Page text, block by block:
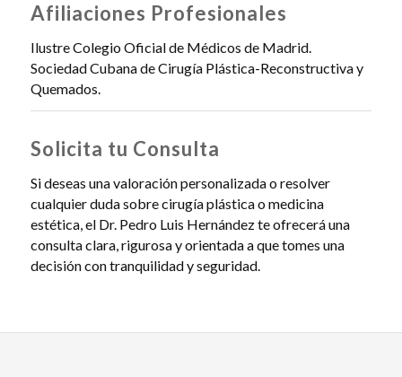
Afiliaciones Profesionales
Ilustre Colegio Oficial de Médicos de Madrid.
Sociedad Cubana de Cirugía Plástica-Reconstructiva y
Quemados.
Solicita tu Consulta
Si deseas una valoración personalizada o resolver
cualquier duda sobre cirugía plástica o medicina
estética, el Dr. Pedro Luis Hernández te ofrecerá una
consulta clara, rigurosa y orientada a que tomes una
decisión con tranquilidad y seguridad.